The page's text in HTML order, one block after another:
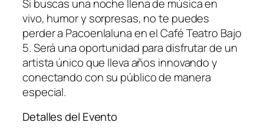
Si buscas una noche llena de música en
vivo, humor y sorpresas, no te puedes
perder a Pacoenlaluna en el Café Teatro Bajo
5. Será una oportunidad para disfrutar de un
artista único que lleva años innovando y
conectando con su público de manera
especial.
Detalles del Evento